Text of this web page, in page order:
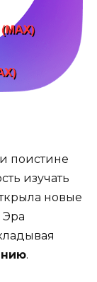
поистине
изучать
новые
.